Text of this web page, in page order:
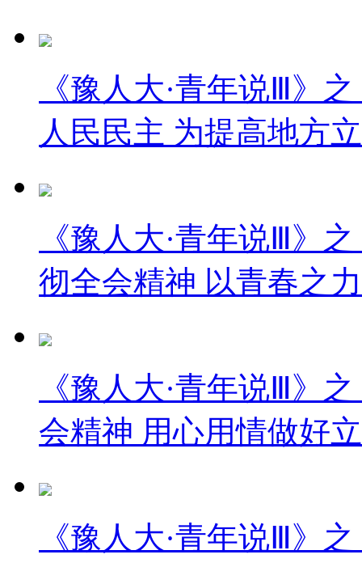
《豫人大·青年说Ⅲ》
人民民主 为提高地方
《豫人大·青年说Ⅲ》
彻全会精神 以青春之
《豫人大·青年说Ⅲ》
会精神 用心用情做好
《豫人大·青年说Ⅲ》